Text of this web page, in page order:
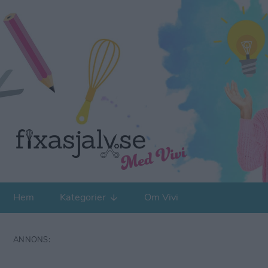
Hem Kategorier Om Vivi